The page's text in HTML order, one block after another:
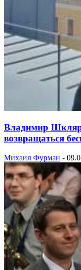
Владимир
возвращаться
Михаил Фурман -